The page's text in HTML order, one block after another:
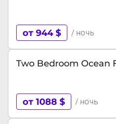
от 944 $ / ночь
Two Bedroom Ocean
от 1088 $ / ночь